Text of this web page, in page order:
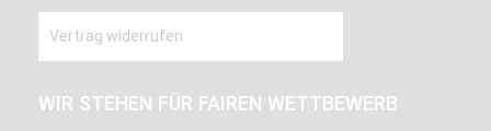
Vertrag widerrufen
WIR STEHEN FÜR FAIREN WETTBEWERB